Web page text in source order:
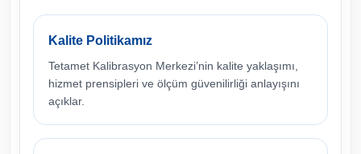
Kalite Politikamız
Tetamet Kalibrasyon Merkezi’nin kalite yaklaşımı,
hizmet prensipleri ve ölçüm güvenilirliği anlayışını
açıklar.